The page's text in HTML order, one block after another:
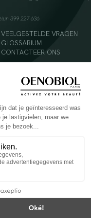
399 227 636
VEELGESTELDE VRAGEN
GLOSSARIUM
CONTACTEER ONS
als onderdeel van een gevarieerde,
dagelijkse dosis niet
bereik van kinderen houden.